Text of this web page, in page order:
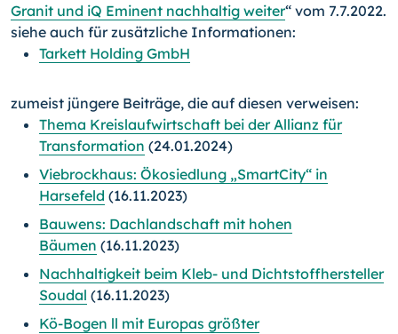
Granit und iQ Eminent nachhaltig weiter“ vom 7.7.2022.
siehe auch für zusätzliche Informationen:
Tarkett Holding GmbH
zumeist jüngere Beiträge, die auf diesen verweisen:
Thema Kreislaufwirtschaft bei der Allianz für
Transformation (24.01.2024)
Viebrockhaus: Ökosiedlung „SmartCity“ in
Harsefeld (16.11.2023)
Bauwens: Dachlandschaft mit hohen
Bäumen (16.11.2023)
Nachhaltigkeit beim Kleb- und Dichtstoffhersteller
Soudal (16.11.2023)
Kö-Bogen ll mit Europas größter